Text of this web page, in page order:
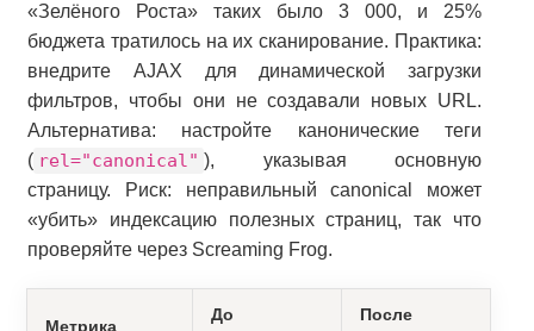
«Зелёного Роста» таких было 3 000, и 25%
бюджета тратилось на их сканирование. Практика:
внедрите AJAX для динамической загрузки
фильтров, чтобы они не создавали новых URL.
Альтернатива: настройте канонические теги
( rel="canonical" ), указывая основную
страницу. Риск: неправильный canonical может
«убить» индексацию полезных страниц, так что
проверяйте через Screaming Frog.
Метрика
До
После